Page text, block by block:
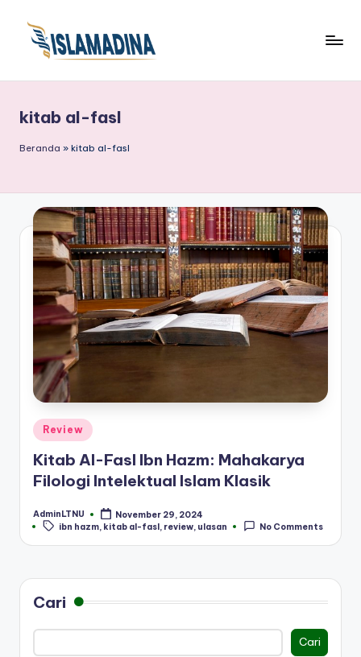
kitab al-fasl
Beranda » kitab al-fasl
Posted
in
Review
Kitab Al-Fasl Ibn Hazm: Mahakarya
Filologi Intelektual Islam Klasik
Posted
by
AdminLTNU November 29, 2024
Tags:
ibn hazm, kitab al-fasl, review, ulasan No Comments
Cari
Cari